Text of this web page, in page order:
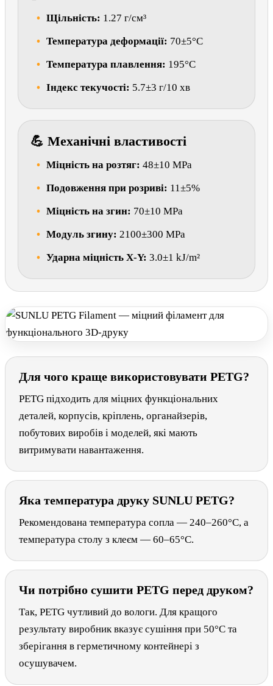
Щільність: 1.27 г/см³
Температура деформації: 70±5°C
Температура плавлення: 195°C
Індекс текучості: 5.7±3 г/10 хв
💪 Механічні властивості
Міцність на розтяг: 48±10 MPa
Подовження при розриві: 11±5%
Міцність на згин: 70±10 MPa
Модуль згину: 2100±300 MPa
Ударна міцність X-Y: 3.0±1 kJ/m²
Для чого краще використовувати PETG?
PETG підходить для міцних функціональних
деталей, корпусів, кріплень, органайзерів,
побутових виробів і моделей, які мають
витримувати навантаження.
Яка температура друку SUNLU PETG?
Рекомендована температура сопла — 240–260°C, а
температура столу з клеєм — 60–65°C.
Чи потрібно сушити PETG перед друком?
Так, PETG чутливий до вологи. Для кращого
результату виробник вказує сушіння при 50°C та
зберігання в герметичному контейнері з
осушувачем.